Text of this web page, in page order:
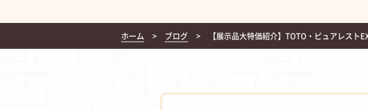
ホーム ブログ 【展示品大特価紹介】TOTO・ピュアレスト